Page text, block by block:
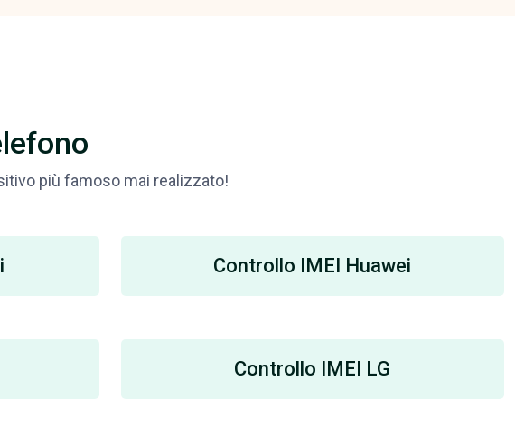
più famoso mai realizzato!
Controllo IMEI Huawei
Controllo IMEI LG